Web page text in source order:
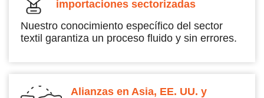
importaciones sectorizadas
Nuestro conocimiento específico del sector
textil garantiza un proceso fluido y sin errores.
Alianzas en Asia, EE. UU. y